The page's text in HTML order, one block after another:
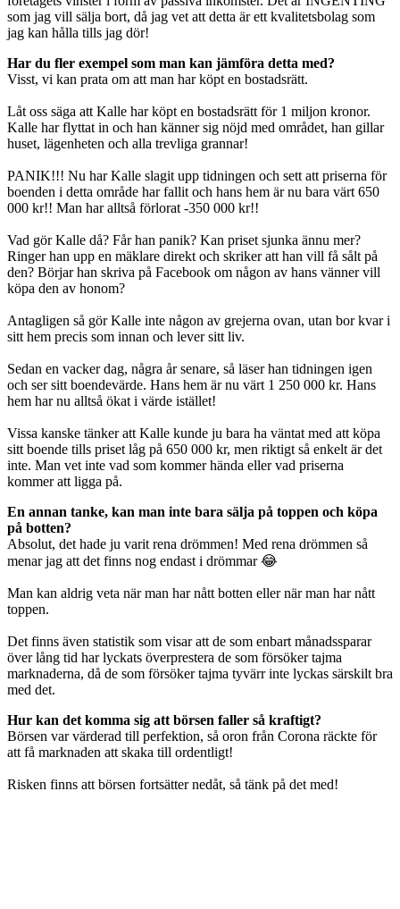
som jag vill sälja bort, då jag vet att detta är ett kvalitetsbolag som
jag kan hålla tills jag dör!
Har du fler exempel som man kan jämföra detta med?
Visst, vi kan prata om att man har köpt en bostadsrätt.
Låt oss säga att Kalle har köpt en bostadsrätt för 1 miljon kronor.
Kalle har flyttat in och han känner sig nöjd med området, han gillar
huset, lägenheten och alla trevliga grannar!
PANIK!!! Nu har Kalle slagit upp tidningen och sett att priserna för
boenden i detta område har fallit och hans hem är nu bara värt 650
000 kr!! Man har alltså förlorat -350 000 kr!!
Vad gör Kalle då? Får han panik? Kan priset sjunka ännu mer?
Ringer han upp en mäklare direkt och skriker att han vill få sålt på
den? Börjar han skriva på Facebook om någon av hans vänner vill
köpa den av honom?
Antagligen så gör Kalle inte någon av grejerna ovan, utan bor kvar i
sitt hem precis som innan och lever sitt liv.
Sedan en vacker dag, några år senare, så läser han tidningen igen
och ser sitt boendevärde. Hans hem är nu värt 1 250 000 kr. Hans
hem har nu alltså ökat i värde istället!
Vissa kanske tänker att Kalle kunde ju bara ha väntat med att köpa
sitt boende tills priset låg på 650 000 kr, men riktigt så enkelt är det
inte. Man vet inte vad som kommer hända eller vad priserna
kommer att ligga på.
En annan tanke, kan man inte bara sälja på toppen och köpa
på botten?
Absolut, det hade ju varit rena drömmen! Med rena drömmen så
menar jag att det finns nog endast i drömmar 😂
Man kan aldrig veta när man har nått botten eller när man har nått
toppen.
Det finns även statistik som visar att de som enbart månadssparar
över lång tid har lyckats överprestera de som försöker tajma
marknaderna, då de som försöker tajma tyvärr inte lyckas särskilt bra
med det.
Hur kan det komma sig att börsen faller så kraftigt?
Börsen var värderad till perfektion, så oron från Corona räckte för
att få marknaden att skaka till ordentligt!
Risken finns att börsen fortsätter nedåt, så tänk på det med!